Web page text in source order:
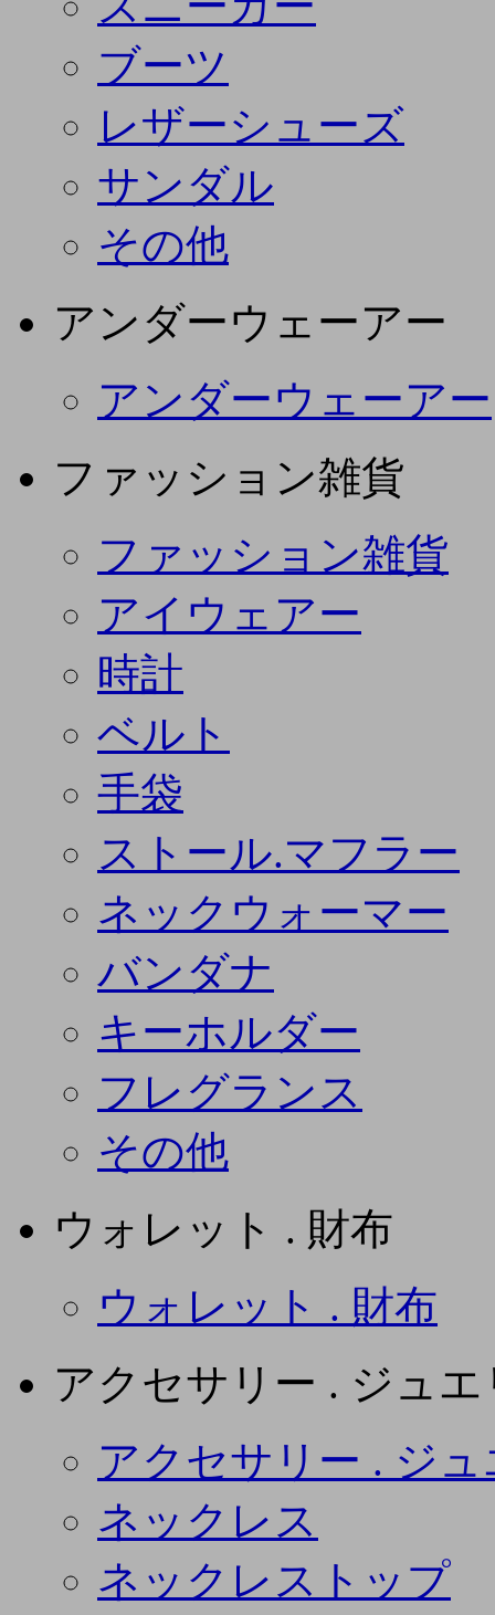
ブーツ
レザーシューズ
サンダル
その他
アンダーウェーアー
アンダーウェーアー
ファッション雑貨
ファッション雑貨
アイウェアー
時計
ベルト
手袋
ストール.マフラー
ネックウォーマー
バンダナ
キーホルダー
フレグランス
その他
ウォレット . 財布
ウォレット . 財布
アクセサリー . ジュエ
アクセサリー . ジ
ネックレス
ネックレストップ